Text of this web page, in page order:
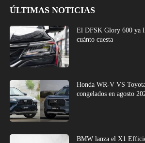
ÚLTIMAS NOTICIAS
El DFSK Glory 600 ya
cuánto cuesta
Honda WR-V VS
congelados en agosto
BMW lanza el X1